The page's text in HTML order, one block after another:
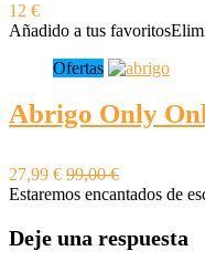
12 €
Añadido a tus favoritos
Ofertas
Abrigo Only
27,99 € 99,00 €
Estaremos encantados de
Deje una respuesta